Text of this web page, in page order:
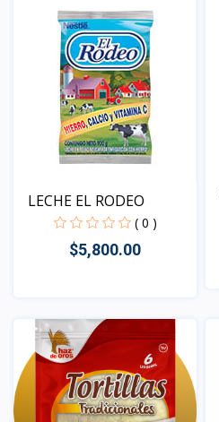
LECHE EL RODEO
( 0 )
$5,800.00
Vista